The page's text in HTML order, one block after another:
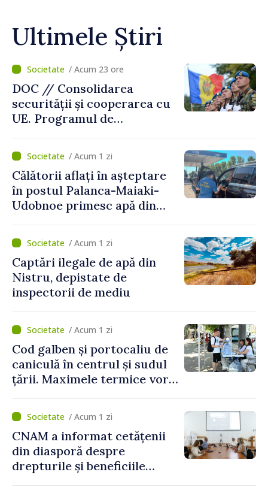
Ultimele Știri
/ Acum 23 ore
DOC // Consolidarea
securității și cooperarea cu
UE. Programul de
Naționale de Apărare pentru
perioada 2024–2034,
publicat în Monitorul Oficial
/ Acum 1 zi
Călătorii aflați în așteptare
în postul Palanca-Maiaki-
Udobnoe primesc apă din
și a polițiștilor de frontieră
/ Acum 1 zi
Captări ilegale de apă din
Nistru, depistate de
inspectorii de mediu
/ Acum 1 zi
Cod galben și portocaliu de
caniculă în centrul și sudul
țării. Maximele termice vor
/ Acum 1 zi
CNAM a informat cetățenii
din diasporă despre
drepturile și beneficiile